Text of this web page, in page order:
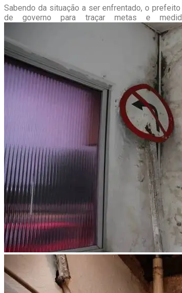
Sabendo da situação a ser enfrentado, o
de governo para traçar metas e